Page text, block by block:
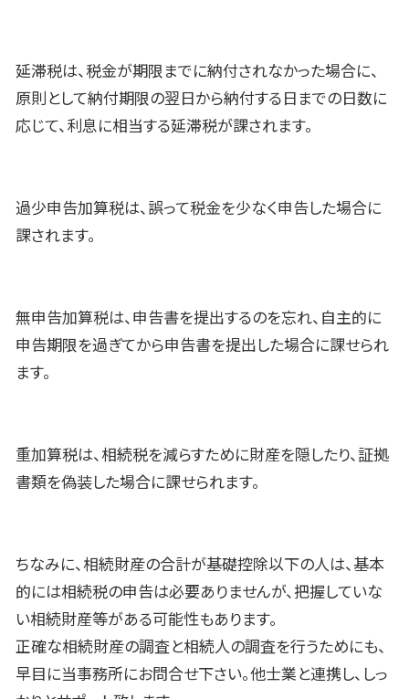
延滞税は、税金が期限までに納付されなかった場合に、
原則として納付期限の翌日から納付する日までの日数に
応じて、利息に相当する延滞税が課されます。
過少申告加算税は、誤って税金を少なく申告した場合に
課されます。
無申告加算税は、申告書を提出するのを忘れ、自主的に
申告期限を過ぎてから申告書を提出した場合に課せられ
ます。
重加算税は、相続税を減らすために財産を隠したり、証拠
書類を偽装した場合に課せられます。
ちなみに、相続財産の合計が基礎控除以下の人は、基本
的には相続税の申告は必要ありませんが、把握していな
い相続財産等がある可能性もあります。
正確な相続財産の調査と相続人の調査を行うためにも、
早目に当事務所にお問合せ下さい。他士業と連携し、しっ